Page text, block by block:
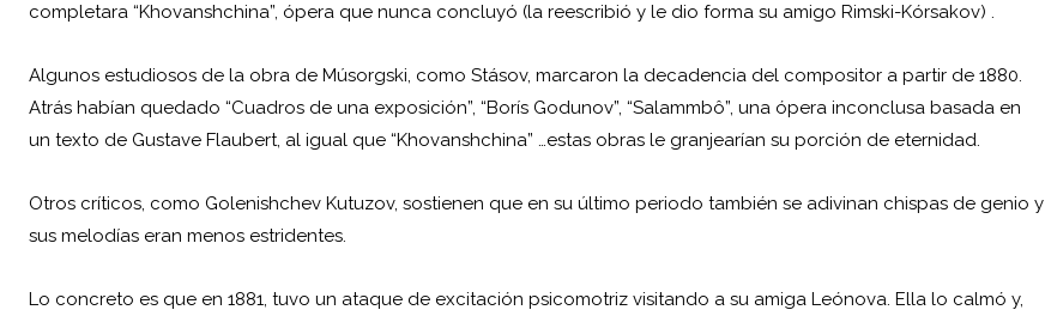
completara “Khovanshchina”, ópera que nunca concluyó (la reescribió y le dio forma su amigo Rimski-Kórsakov) .
Algunos estudiosos de la obra de Músorgski, como Stásov, marcaron la decadencia del compositor a partir de 1880.
Atrás habían quedado “Cuadros de una exposición”, “Borís Godunov”, “Salammbô”, una ópera inconclusa basada en
un texto de Gustave Flaubert, al igual que “Khovanshchina” …estas obras le granjearían su porción de eternidad.
Otros críticos, como Golenishchev Kutuzov, sostienen que en su último periodo también se adivinan chispas de genio y
sus melodías eran menos estridentes.
Lo concreto es que en 1881, tuvo un ataque de excitación psicomotriz visitando a su amiga Leónova. Ella lo calmó y,